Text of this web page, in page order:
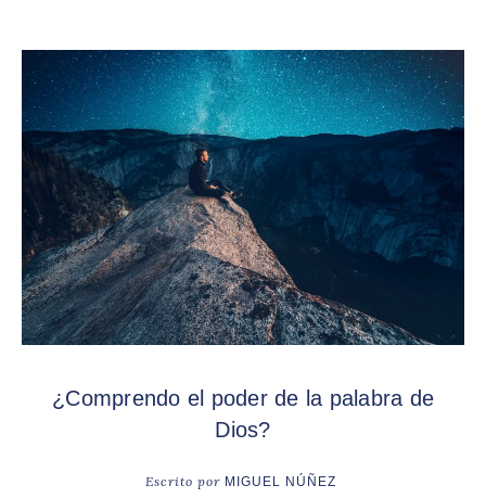
¿Comprendo el poder de la palabra de
Dios?
Escrito por MIGUEL NÚÑEZ